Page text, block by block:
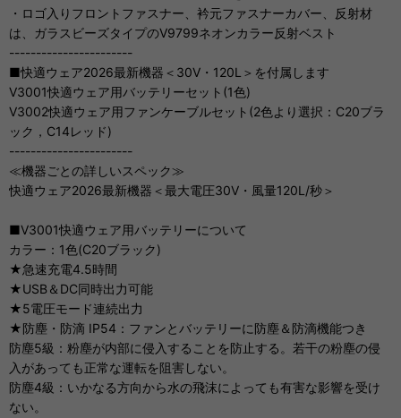
・ロゴ入りフロントファスナー、衿元ファスナーカバー、反射材
は、ガラスビーズタイプのV9799ネオンカラー反射ベスト
-----------------------
■快適ウェア2026最新機器＜30V・120L＞を付属します
V3001快適ウェア用バッテリーセット(1色)
V3002快適ウェア用ファンケーブルセット(2色より選択：C20ブラ
ック，C14レッド)
-----------------------
≪機器ごとの詳しいスペック≫
快適ウェア2026最新機器＜最大電圧30V・風量120L/秒＞
■V3001快適ウェア用バッテリーについて
カラー：1色(C20ブラック)
★急速充電4.5時間
★USB＆DC同時出力可能
★5電圧モード連続出力
★防塵・防滴 IP54：ファンとバッテリーに防塵＆防滴機能つき
防塵5級：粉塵が内部に侵入することを防止する。若干の粉塵の侵
入があっても正常な運転を阻害しない。
防塵4級：いかなる方向から水の飛沫によっても有害な影響を受け
ない。